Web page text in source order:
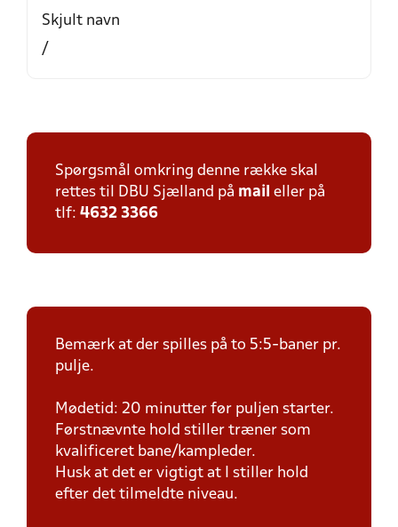
Skjult navn
/
Spørgsmål omkring denne række skal
rettes til DBU Sjælland på mail eller på
tlf: 4632 3366
Bemærk at der spilles på to 5:5-baner pr.
pulje.
Mødetid: 20 minutter før puljen starter.
Førstnævnte hold stiller træner som
kvalificeret bane/kampleder.
Husk at det er vigtigt at I stiller hold
efter det tilmeldte niveau.